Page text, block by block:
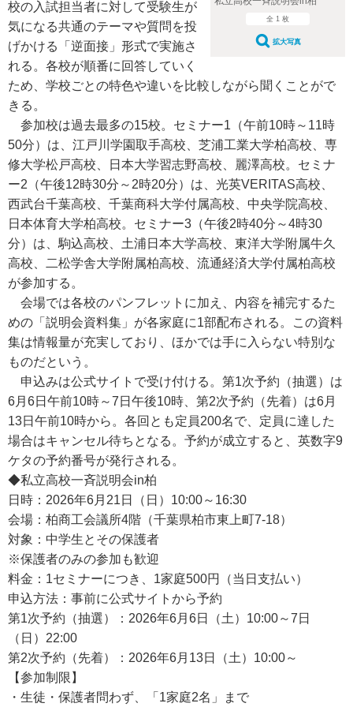
全 1 枚
拡大写真
校の入試担当者に対して受験生が
気になる共通のテーマや質問を投
げかける「逆面接」形式で実施さ
れる。各校が順番に回答していく
ため、学校ごとの特色や違いを比較しながら聞くことがで
きる。
参加校は過去最多の15校。セミナー1（午前10時～11時
50分）は、江戸川学園取手高校、芝浦工業大学柏高校、専
修大学松戸高校、日本大学習志野高校、麗澤高校。セミナ
ー2（午後12時30分～2時20分）は、光英VERITAS高校、
西武台千葉高校、千葉商科大学付属高校、中央学院高校、
日本体育大学柏高校。セミナー3（午後2時40分～4時30
分）は、駒込高校、土浦日本大学高校、東洋大学附属牛久
高校、二松学舎大学附属柏高校、流通経済大学付属柏高校
が参加する。
会場では各校のパンフレットに加え、内容を補完するた
めの「説明会資料集」が各家庭に1部配布される。この資料
集は情報量が充実しており、ほかでは手に入らない特別な
ものだという。
申込みは公式サイトで受け付ける。第1次予約（抽選）は
6月6日午前10時～7日午後10時、第2次予約（先着）は6月
13日午前10時から。各回とも定員200名で、定員に達した
場合はキャンセル待ちとなる。予約が成立すると、英数字9
ケタの予約番号が発行される。
◆私立高校一斉説明会in柏
日時：2026年6月21日（日）10:00～16:30
会場：柏商工会議所4階（千葉県柏市東上町7-18）
対象：中学生とその保護者
※保護者のみの参加も歓迎
料金：1セミナーにつき、1家庭500円（当日支払い）
申込方法：事前に公式サイトから予約
第1次予約（抽選）：2026年6月6日（土）10:00～7日
（日）22:00
第2次予約（先着）：2026年6月13日（土）10:00～
【参加制限】
・生徒・保護者問わず、「1家庭2名」まで